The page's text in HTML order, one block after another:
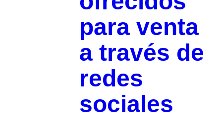
para venta
a través de
redes
sociales